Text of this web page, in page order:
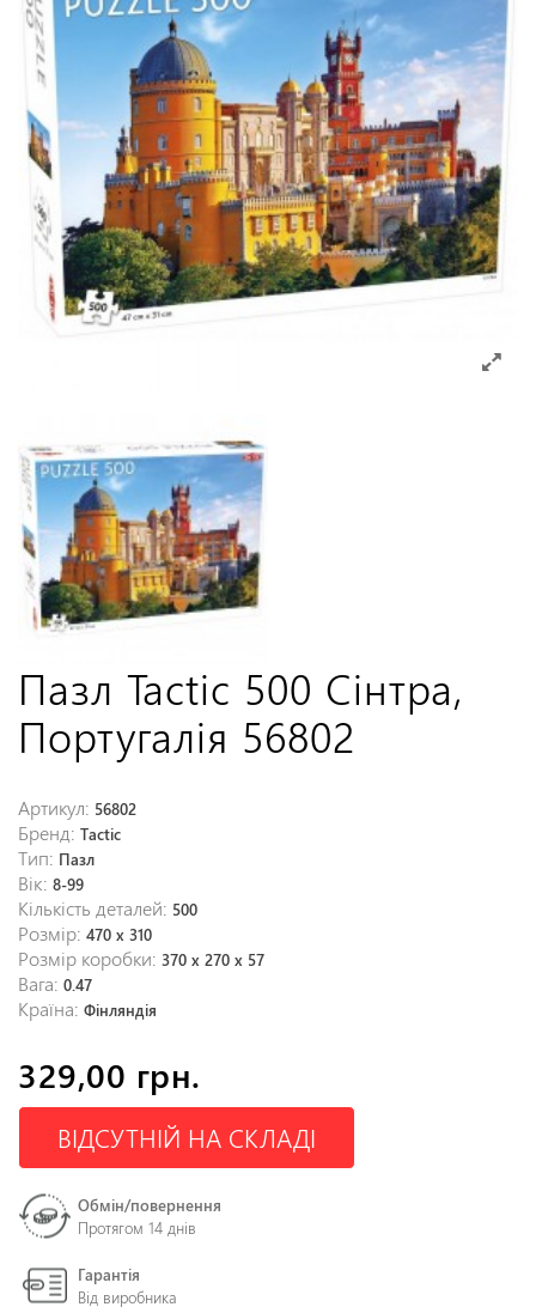
Пазл Tactic 500 Сінтра,
Португалія 56802
Артикул: 56802
Бренд: Tactic
Тип: Пазл
Вік: 8-99
Кількість деталей: 500
Розмір: 470 x 310
Розмір коробки: 370 x 270 x 57
Вага: 0.47
Країна: Фінляндія
329,00 грн.
ВІДСУТНІЙ НА СКЛАДІ
Обмін/повернення
Протягом 14 днів
Гарантія
Від виробника